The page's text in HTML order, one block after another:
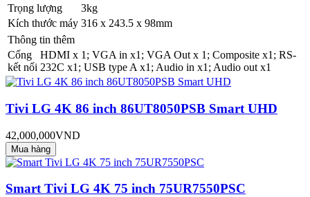
Trọng lượng
3kg
Kích thước máy 316 x 243.5 x 98mm
Thông tin thêm
Cổng
kết nối
HDMI x 1; VGA in x1; VGA Out x 1; Composite x1; RS-
232C x1; USB type A x1; Audio in x1; Audio out x1
Tivi LG 4K 86 inch 86UT8050PSB Smart UHD
42,000,000VND
Smart Tivi LG 4K 75 inch 75UR7550PSC